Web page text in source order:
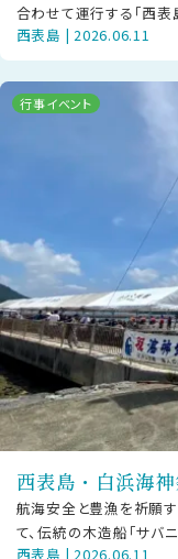
合わせて運行する「西表
した。既存の「西表島交通
西表島 | 2026.06.11
行事イベント
西表島・白浜海
航海安全と豊漁を祈願す
て、伝統の木造船「サバ
西表島 | 2026.06.11